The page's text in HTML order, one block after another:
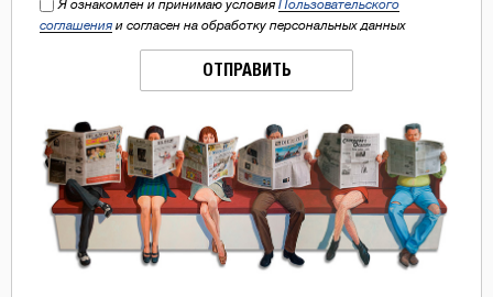
Я ознакомлен и принимаю условия Пользовательского
соглашения и согласен на обработку персональных данных
ОТПРАВИТЬ